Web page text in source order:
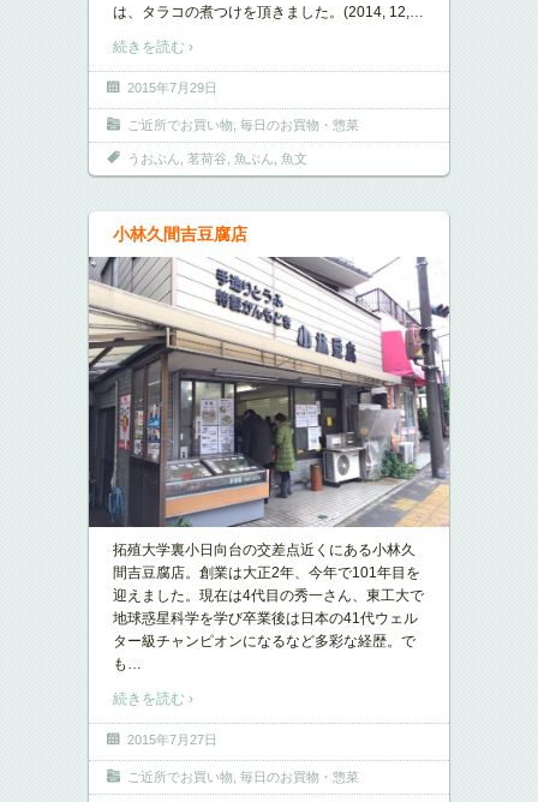
は、タラコの煮つけを頂きました。(2014, 12,…
続きを読む ›
2015年7月29日
ご近所でお買い物 毎日のお買物・惣菜
うおぶん 茗荷谷 魚ぶん 魚文
小林久間吉豆腐店
拓殖大学裏小日向台の交差点近くにある小林久
間吉豆腐店。創業は大正2年、今年で101年目を
迎えました。現在は4代目の秀一さん、東工大で
地球惑星科学を学び卒業後は日本の41代ウェル
ター級チャンピオンになるなど多彩な経歴。で
も …
続きを読む ›
2015年7月27日
ご近所でお買い物 毎日のお買物・惣菜